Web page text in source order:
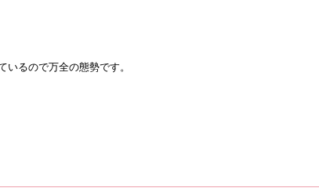
るので万全の態勢です。